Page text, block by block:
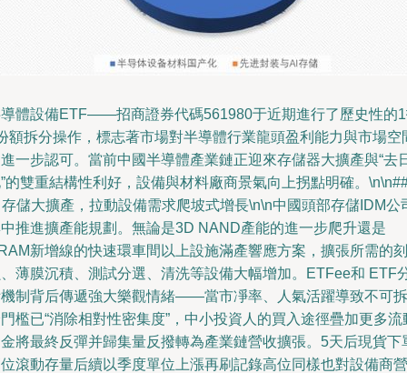
體設備ETF——招商證券代碼561980于近期進行了歷史性的
額拆分操作，標志著市場對半導體行業龍頭盈利能力與市場空
一步認可。當前中國半導體產業鏈正迎來存儲器大擴產與“去
的雙重結構性利好，設備與材料廠商景氣向上拐點明確。
儲大擴產，拉動設備需求爬坡式增長\n\n中國頭部存儲IDM公
推進擴產能規劃。無論是3D NAND產能的進一步爬升還是
新增線的快速環車間以上設施滿產響應方案，擴張所需的刻
薄膜沉積、測試分選、清洗等設備大幅增加。ETFee和 ETF
制背后傳遞強大樂觀情緒——當市凈率、人氣活躍導致不可拆
檻已“消除相對性密集度”，中小投資人的買入途徑疊加更多流
將最終反彈并歸集量反撥轉為產業鏈營收擴張。5天后現貨下
滾動存量后續以季度單位上漲再刷記錄高位同樣也對設備商營